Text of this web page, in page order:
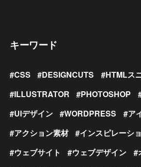
キーワード
CSS DESIGNCUTS
HTMLス
ILLUSTRATOR
PHOTOSHOP
UIデザイン
WORDPRESS
ア
アクション素材
インスピレーシ
ウェブサイト
ウェブデザイン